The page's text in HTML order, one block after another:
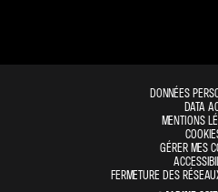
DONNÉES
DATA
MENTIONS
GÉRER MES
FERMETURE DES